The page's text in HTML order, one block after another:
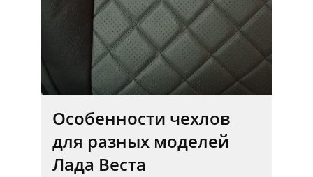
Особенности чехлов
для разных моделей
Лада Веста